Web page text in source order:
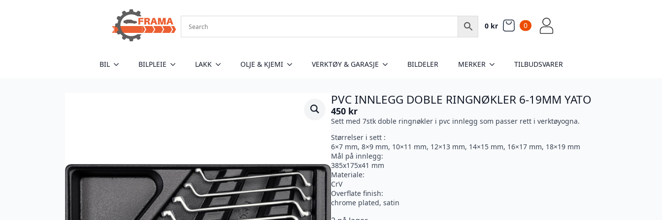
0 kr 0
BIL BILPLEIE LAKK OLJE & KJEMI VERKTØY & GARASJE BILDELER MERKER TILBUDSVARER
PVC INNLEGG DOBLE RINGNØKLER 6-19MM YATO
450 kr
Sett med 7stk doble ringnøkler i pvc innlegg som passer rett i verktøyogna.
Størrelser i sett :
6×7 mm, 8×9 mm, 10×11 mm, 12×13 mm, 14×15 mm, 16×17 mm, 18×19 mm
Mål på innlegg:
385x175x41 mm
Materiale:
CrV
Overflate finish:
chrome plated, satin